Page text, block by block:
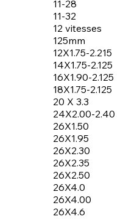
11-28
11-32
12 vitesses
125mm
12X1.75-2.215
14X1.75-2.125
16X1.90-2.125
18X1.75-2.125
20 X 3.3
24X2.00-2.40
26X1.50
26X1.95
26X2.30
26X2.35
26X2.50
26X4.0
26X4.00
26X4.6